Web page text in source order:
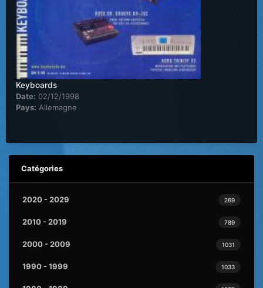
Keyboards
Date: 02/12/1998
Pays: Allemagne
Catégories
269
2020 - 2029
789
2010 - 2019
1031
2000 - 2009
1033
1990 - 1999